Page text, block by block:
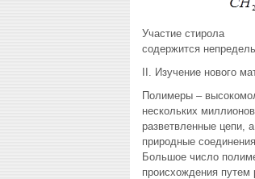
Участие стирола
содержится
II. Изучение нового
Полимеры –
нескольких
разветвленные цепи,
природные
Большое число
происхождения путем